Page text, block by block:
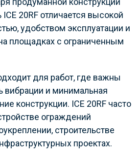
20RF отличается высокой
удобством эксплуатации и
площадках с ограниченным
для работ, где важны
вибрации и минимальная
конструкции. ICE 20RF часто
ограждений
строительстве
проектах.